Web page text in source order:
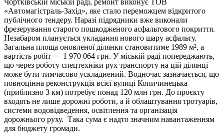
«Автомагістраль-Захід», яке стало переможцем відкритого
публічного тендеру. Наразі підрядники вже виконали
фрезерування старого пошкодженого асфальтового покриття.
Незабаром планується укладання нового шару асфальту.
Загальна площа оновленої ділянки становитиме 1989 м², а
вартість робіт — 1 970 064 грн. У міській раді попереджають,
що через роботу спецтехніки рух транспорту на цій ділянці
може бути тимчасово ускладнений. Водночас зазначається, що
повноцінна реконструкція всієї вулиці Копичинецька
(приблизно 3 км) потребує понад 120 млн грн. До проєкту
входять не лише дорожні роботи, а й облаштування тротуарів,
системи водовідведення, освітлення та організація
дорожнього руху. Така сума є надто значним навантаженням
для бюджету громади.